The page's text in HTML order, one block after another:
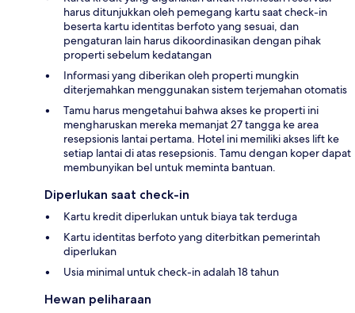
harus ditunjukkan oleh pemegang kartu saat check-in
beserta kartu identitas berfoto yang sesuai, dan
pengaturan lain harus dikoordinasikan dengan pihak
properti sebelum kedatangan
Informasi yang diberikan oleh properti mungkin
diterjemahkan menggunakan sistem terjemahan otomatis
Tamu harus mengetahui bahwa akses ke properti ini
mengharuskan mereka memanjat 27 tangga ke area
resepsionis lantai pertama. Hotel ini memiliki akses lift ke
setiap lantai di atas resepsionis. Tamu dengan koper dapat
membunyikan bel untuk meminta bantuan.
Diperlukan saat check-in
Kartu kredit diperlukan untuk biaya tak terduga
Kartu identitas berfoto yang diterbitkan pemerintah
diperlukan
Usia minimal untuk check-in adalah 18 tahun
Hewan peliharaan